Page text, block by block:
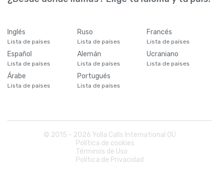
Inglés
Lista de países
Ruso
Lista de países
Francés
Lista de países
Español
Lista de países
Alemán
Lista de países
Ucraniano
Lista de países
Árabe
Lista de países
Portugués
Lista de países
© 2015 - 2026 Yolla Calls International OÜ
Política de cookies
Términos de Uso
Política de Privacidad